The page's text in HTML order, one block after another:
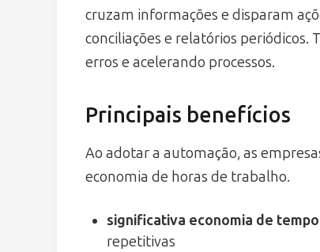
cruzam informações e disparam
conciliações e relatórios periódicos.
erros e acelerando processos.
Principais benefícios
Ao adotar a automação, as
economia de horas de trabalho.
significativa economia de
repetitivas